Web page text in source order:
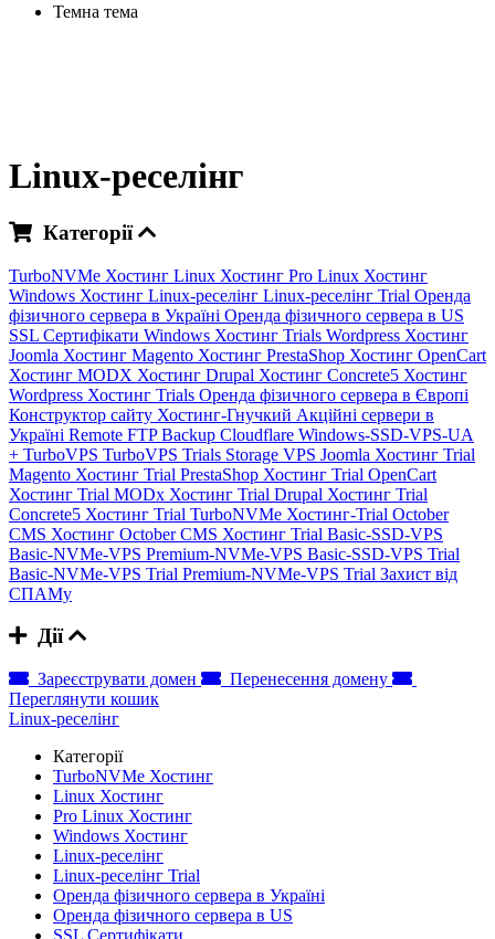
Темна тема
Linux-реселінг
Категорії
TurboNVMe Хостинг Linux Хостинг Pro Linux Хостинг
Windows Хостинг Linux-реселінг Linux-реселінг Trial Оренда
фізичного сервера в Україні Оренда фізичного сервера в US
SSL Сертифікати Windows Хостинг Trials Wordpress Хостинг
Joomla Хостинг Magento Хостинг PrestaShop Хостинг OpenCart
Хостинг MODX Хостинг Drupal Хостинг Concrete5 Хостинг
Wordpress Хостинг Trials Оренда фізичного сервера в Європі
Конструктор сайту Хостинг-Гнучкий Акційні сервери в
Україні Remote FTP Backup Cloudflare Windows-SSD-VPS-UA
+ TurboVPS TurboVPS Trials Storage VPS Joomla Хостинг Trial
Magento Хостинг Trial PrestaShop Хостинг Trial OpenCart
Хостинг Trial MODx Хостинг Trial Drupal Хостинг Trial
Concrete5 Хостинг Trial TurboNVMe Хостинг-Trial October
CMS Хостинг October CMS Хостинг Trial Basic-SSD-VPS
Basic-NVMe-VPS Premium-NVMe-VPS Basic-SSD-VPS Trial
Basic-NVMe-VPS Trial Premium-NVMe-VPS Trial Захист від
СПАМу
Дії
Зареєструвати домен
Перенесення домену
Переглянути кошик
Linux-реселінг
Категорії
TurboNVMe Хостинг
Linux Хостинг
Pro Linux Хостинг
Windows Хостинг
Linux-реселінг
Linux-реселінг Trial
Оренда фізичного сервера в Україні
Оренда фізичного сервера в US
SSL Сертифікати